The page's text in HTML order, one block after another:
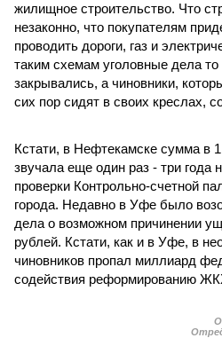
жилищное строительство. Что
незаконно, что покупателям
проводить дороги, газ и
таким схемам уголовные дела то
закрывались, а чиновники,
сих пор сидят в своих креслах,
Кстати, в Нефтекамске сумма в
звучала еще один раз - три года
проверки Контрольно-счетной
города. Недавно в Уфе было
дела о возможном причинении
рублей. Кстати, как и в Уфе, в
чиновников пропал миллиард
содействия реформированию